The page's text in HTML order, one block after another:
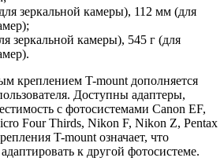
зеркальной камеры), 112 мм (для
зеркальной камеры), 545 г (для
креплением T-mount дополняется
Доступны адаптеры,
с фотосистемами Canon EF,
Four Thirds, Nikon F, Nikon Z, Pentax
T-mount означает, что
к другой фотосистеме.